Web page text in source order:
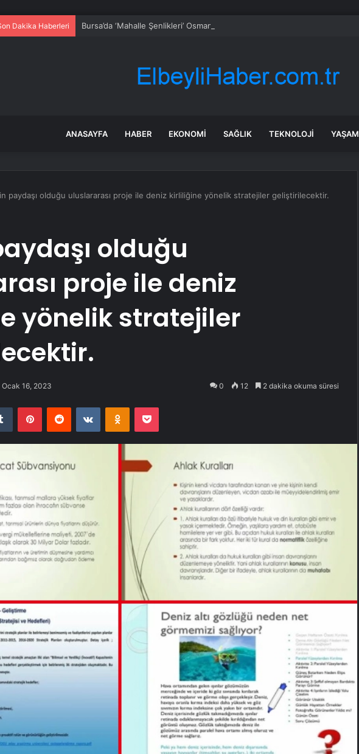
Dakika Haberleri Bursa’da ‘Mahalle Şenlikleri’ Osmangazilileri eğlendiriyor
ANASAYFA HABER EKONOMI SAĞLIK TEKNOLOJI YAŞAM
paydaşı olduğu uluslararası proje ile deniz kirliliğine yönelik stratejiler geliştirilecektir.
olduğu
proje ile deniz
yönelik stratejiler
Ocak 16, 2023 0 12 2 dakika okuma süresi
Tumblr PinterestReddit VKontakteOdnoklassniki
Pocket